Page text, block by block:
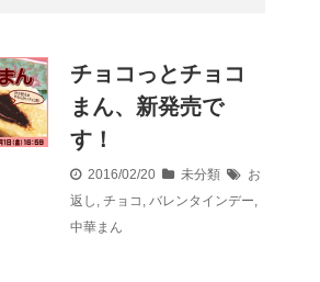
チョコっとチョコ
まん、新発売で
す！
2016/02/20 未分類
お
返し チョコ バレンタインデー
中華まん